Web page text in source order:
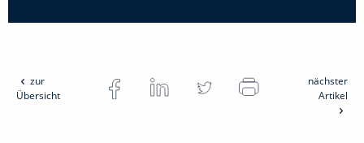
zur
Übersicht
nächster
Artikel